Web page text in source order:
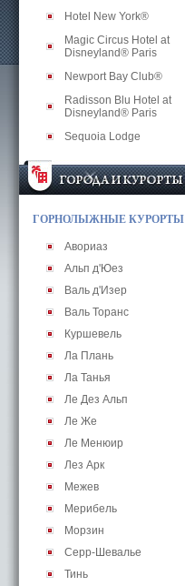
Hotel New York®
Magic Circus Hotel at
Disneyland® Paris
Newport Bay Club®
Radisson Blu Hotel at
Disneyland® Paris
Sequoia Lodge
ГОРНОЛЫЖНЫЕ КУРОРТЫ
Авориаз
Альп д'Юез
Валь д'Изер
Валь Торанс
Куршевель
Ла Плань
Ла Танья
Ле Дез Альп
Ле Же
Ле Менюир
Лез Арк
Межев
Мерибель
Морзин
Серр-Шевалье
Тинь